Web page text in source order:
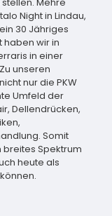
Night in Lindau,
30 Jähriges
haben wir in
in einer
unseren
nur die PKW
Umfeld der
Dellendrücken,
Somit
breites Spektrum
heute als